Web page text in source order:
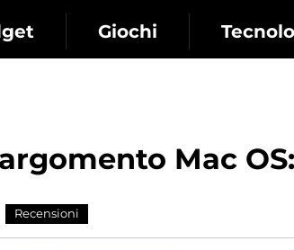
Giochi
Mac
Recensioni